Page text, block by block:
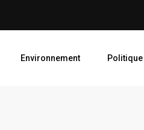
Le PC GNASSINGBE et le
Environnement Politique